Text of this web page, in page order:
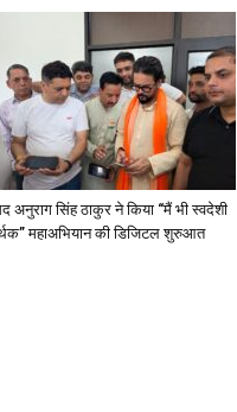
अनुराग सिंह ठाकुर ने किया “मैं भी स्वदेशी
महाअभियान की डिजिटल शुरुआत